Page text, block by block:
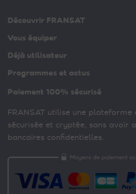
Découvrir FRANSAT
Vous équiper
Déjà utilisateur
Programmes et actus
Paiement 100% sécurisé
FRANSAT utilise une plateforme
sécurisée et cryptée, sans avoir
bancaires confidentielles.